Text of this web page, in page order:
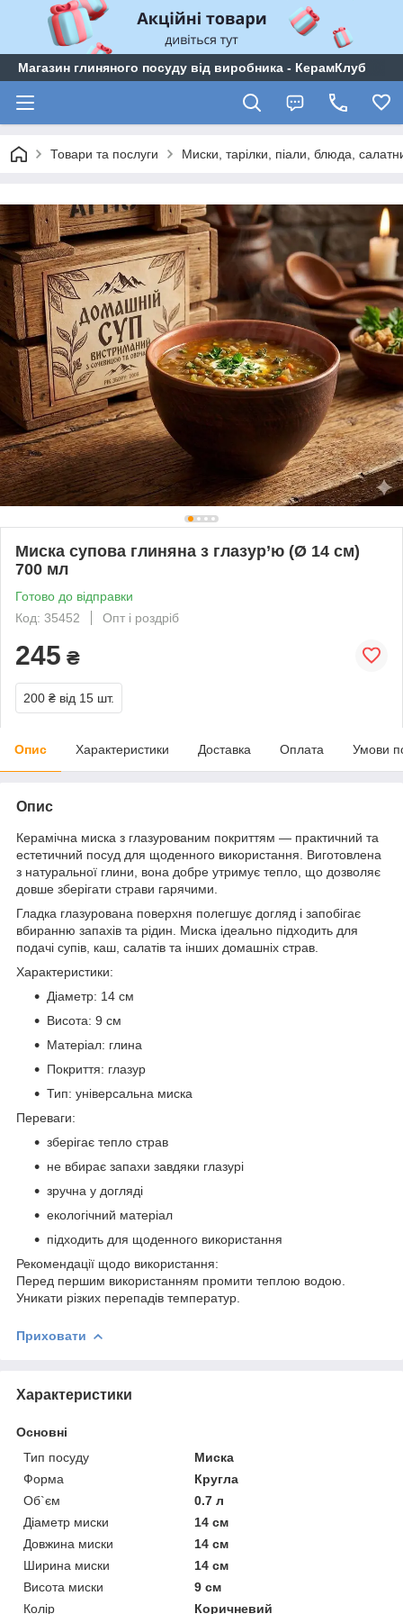
Магазин глиняного посуду від виробника - КерамКлуб
Товари та послуги Миски, тарілки, піали, блюда,
Миска супова глиняна з глазур’ю (Ø 14 см)
700 мл
Готово до відправки
Код: 35452
Опт і роздріб
245 ₴
200 ₴ від 15 шт.
Опис Характеристики Доставка Оплата Умови
Опис
Керамічна миска з глазурованим покриттям — практичний та
естетичний посуд для щоденного використання. Виготовлена
з натуральної глини, вона добре утримує тепло, що дозволяє
довше зберігати страви гарячими.
Гладка глазурована поверхня полегшує догляд і запобігає
вбиранню запахів та рідин. Миска ідеально підходить для
подачі супів, каш, салатів та інших домашніх страв.
Характеристики:
Діаметр: 14 см
Висота: 9 см
Матеріал: глина
Покриття: глазур
Тип: універсальна миска
Переваги:
зберігає тепло страв
не вбирає запахи завдяки глазурі
зручна у догляді
екологічний матеріал
підходить для щоденного використання
Рекомендації щодо використання:
Перед першим використанням промити теплою водою.
Уникати різких перепадів температур.
Приховати
Характеристики
Основні
Тип посуду
Миска
Форма
Кругла
Об`єм
0.7 л
Діаметр миски
14 см
Довжина миски
14 см
Ширина миски
14 см
Висота миски
9 см
Колір
Коричневий